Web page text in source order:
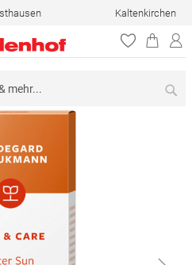
Kaltenkirchen